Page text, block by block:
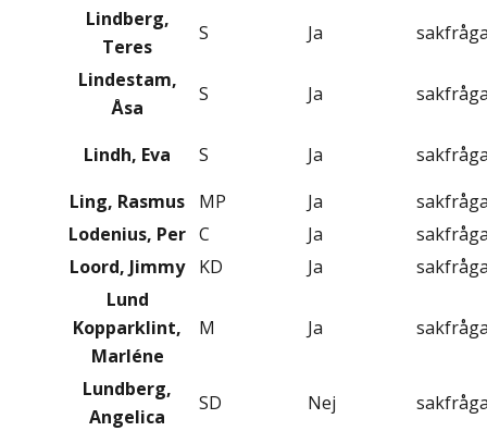
Lindberg,
Teres
S Ja
Lindestam,
Åsa
S Ja
Lindh, Eva S Ja
Ling, Rasmus
MP Ja
Lodenius, Per C Ja
Loord, Jimmy
KD Ja
Lund
Kopparklint,
Marléne
M Ja
Lundberg,
Angelica
SD Nej